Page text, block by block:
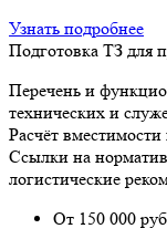
Узнать подробнее
Подготовка ТЗ для
Перечень и
технических и
Расчёт
Ссылки на
логистические
От 150 000